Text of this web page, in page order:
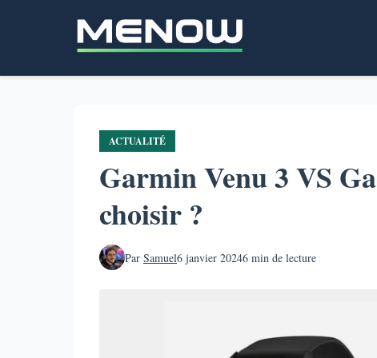
ACTUALITÉ
Garmin Venu 3 VS
choisir ?
Par Samuel6 janvier 20246 min de lecture